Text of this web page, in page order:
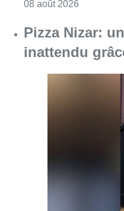
08 août 2026
Pizza Nizar:
inattendu